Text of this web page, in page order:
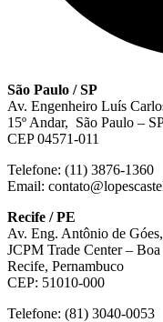
São Paulo / SP
Av. Engenheiro Luís
15º Andar, São Paulo –
CEP 04571-011
Telefone: (11) 3876-1360
Email:
Recife / PE
Av. Eng. Antônio de
JCPM Trade Center –
Recife, Pernambuco
CEP: 51010-000
Telefone: (81) 3040-0053